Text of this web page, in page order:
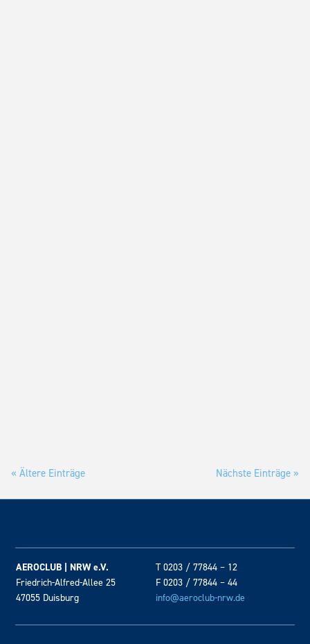
« Ältere Einträge Nächste Einträge »
AEROCLUB | NRW e.V.
Friedrich-Alfred-Allee 25
47055 Duisburg
T 0203 / 77844 – 12
F 0203 / 77844 – 44
info@aeroclub-nrw.de